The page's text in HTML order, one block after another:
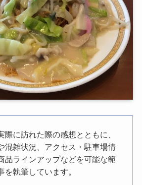
際に訪れた際の感想とともに、
混雑状況、アクセス・駐車場情
品ラインアップなどを可能な範
を執筆しています。